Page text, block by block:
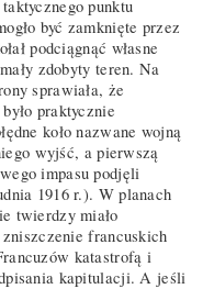
punktu
być zamknięte przez
podciągnąć własne
zdobyty teren. Na
sprawiała, że
praktycznie
koło nazwane wojną
wyjść, a pierwszą
impasu podjęli
1916 r.). W planach
twierdzy miało
francuskich
katastrofą i
kapitulacji. A jeśli